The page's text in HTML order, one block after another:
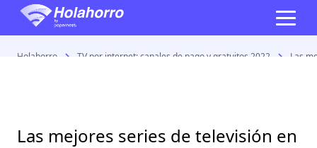
Holahorro TV por internet: canales de pago y gratuitos 2022 Las
Las mejores series de televisión en